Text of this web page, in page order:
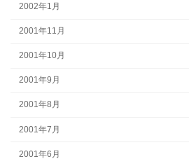
2002年1月
2001年11月
2001年10月
2001年9月
2001年8月
2001年7月
2001年6月